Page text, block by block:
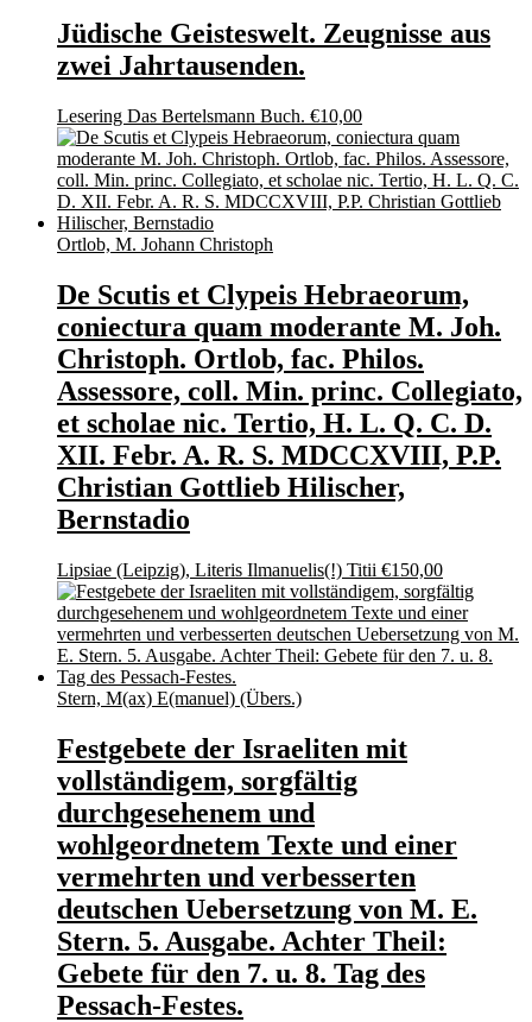
Jüdische Geisteswelt. Zeugnisse aus
zwei Jahrtausenden.
Lesering Das Bertelsmann Buch. €10,00
Ortlob, M. Johann Christoph
De Scutis et Clypeis Hebraeorum,
coniectura quam moderante M. Joh.
Christoph. Ortlob, fac. Philos.
Assessore, coll. Min. princ. Collegiato,
et scholae nic. Tertio, H. L. Q. C. D.
XII. Febr. A. R. S. MDCCXVIII, P.P.
Christian Gottlieb Hilischer,
Bernstadio
Lipsiae (Leipzig), Literis Ilmanuelis(!) Titii €150,00
Stern, M(ax) E(manuel) (Übers.)
Festgebete der Israeliten mit
vollständigem, sorgfältig
durchgesehenem und
wohlgeordnetem Texte und einer
vermehrten und verbesserten
deutschen Uebersetzung von M. E.
Stern. 5. Ausgabe. Achter Theil:
Gebete für den 7. u. 8. Tag des
Pessach-Festes.